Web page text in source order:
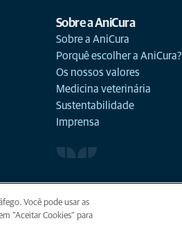
Sobre a AniCura
Sobre a AniCura
Porquê escolher a AniCura?
Os nossos valores
Medicina veterinária
Sustentabilidade
Imprensa
Você pode usar as
a new tab)
"Aceitar Cookies" para